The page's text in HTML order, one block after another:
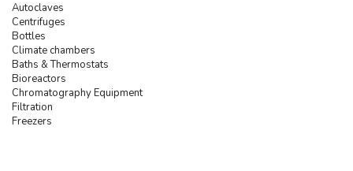
Autoclaves
Centrifuges
Bottles
Climate chambers
Baths & Thermostats
Bioreactors
Chromatography Equipment
Filtration
Freezers